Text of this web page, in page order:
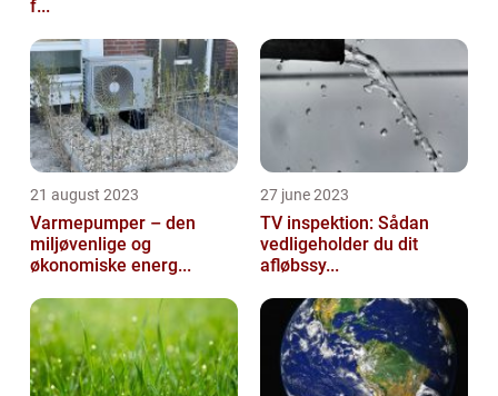
f...
21 august 2023
Varmepumper – den
miljøvenlige og
økonomiske energ...
27 june 2023
TV inspektion: Sådan
vedligeholder du dit
afløbssy...